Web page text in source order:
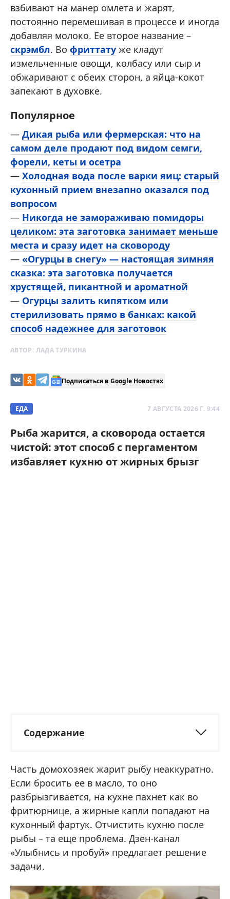
взбивают на манер омлета и жарят,
постоянно перемешивая в процессе и иногда
добавляя молоко. Ее второе название –
скрэмбл. Во фриттату же кладут
измельченные овощи, колбасу или сыр и
обжаривают с обеих сторон, а яйца-кокот
запекают в духовке.
Популярное
— Дикая рыба или фермерская: что на
самом деле продают под видом семги,
форели, кеты и осетра
— Холодная вода после варки яиц: старый
кухонный прием внезапно оказался под
вопросом
— Никогда не замораживаю помидоры
целиком: эта заготовка занимает меньше
места и сразу идет на сковороду
— «Огурцы в снегу» — настоящая зимняя
сказка: эта заготовка получается
хрустящей, пикантной и ароматной
— Огурцы залить кипятком или
стерилизовать прямо в банках: какой
способ надежнее для заготовок
АВТОР: ЛАДА ТУРКИНА
Подписаться в Google Новостях
ЕДА 7 АВГУСТА 2026 Г. 9:44
Рыба жарится, а сковорода остается
чистой: этот способ с пергаментом
избавляет кухню от жирных брызг
Содержание
Часть домохозяек жарит рыбу неаккуратно.
Если бросить ее в масло, то оно
разбрызгивается, на кухне пахнет как во
фритюрнице, а жирные капли попадают на
кухонный фартук. Отчистить кухню после
рыбы – та еще проблема. Дзен-канал
«Улыбнись и пробуй» предлагает решение
задачи.